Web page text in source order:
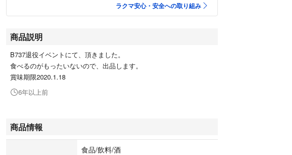
ラクマ安心・安全への取り組み
商品説明
B737退役イベントにて、頂きました。
食べるのがもったいないので、出品します。
賞味期限2020.1.18
6年以上前
商品情報
食品/飲料/酒